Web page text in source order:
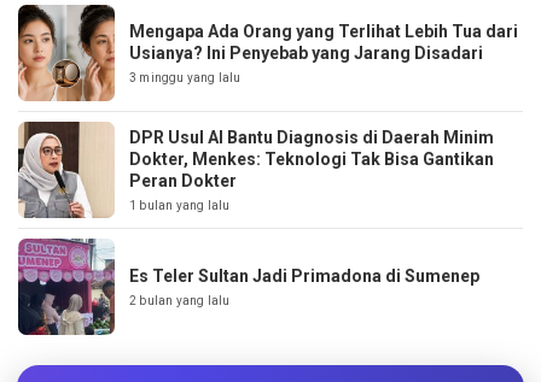
Mengapa Ada Orang yang Terlihat Lebih Tua dari
Usianya? Ini Penyebab yang Jarang Disadari
3 minggu yang lalu
DPR Usul AI Bantu Diagnosis di Daerah Minim
Dokter, Menkes: Teknologi Tak Bisa Gantikan
Peran Dokter
1 bulan yang lalu
Es Teler Sultan Jadi Primadona di Sumenep
2 bulan yang lalu